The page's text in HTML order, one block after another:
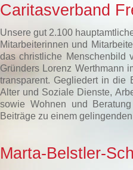
Caritasverband
Unsere gut 2.100
Mitarbeiterinnen und
das christliche Menschenbild
Gründers Lorenz Werthmann
transparent. Gegliedert in die
Alter und Soziale Dienste,
sowie Wohnen und
Beiträge zu einem
Marta-Belstler-